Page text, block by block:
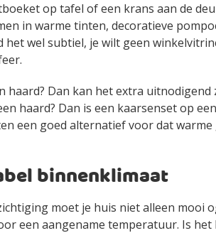
op tafel of een krans aan de
in warme tinten, decoratieve
het wel subtiel, je wilt geen
haard? Dan kan het extra
haard? Dan is een kaarsenset op
een goed alternatief voor dat warme
binnenklimaat
moet je huis niet alleen mooi
een aangename temperatuur. Is